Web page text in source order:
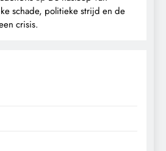
schade, politieke strijd en de
crisis.